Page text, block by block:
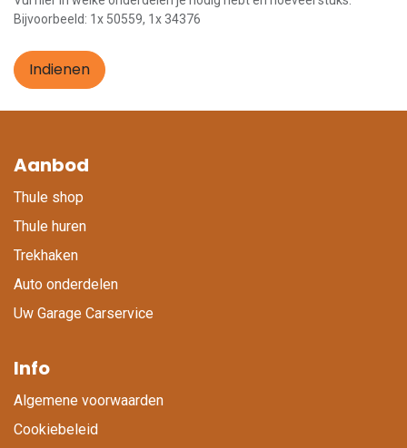
Bijvoorbeeld: 1x 50559, 1x 34376
Indienen
Aanbod
Thule shop
Thule huren
Trekhaken
Auto onderdelen
Uw Garage Carservice
Info
Algemene voorwaarden
Cookiebeleid